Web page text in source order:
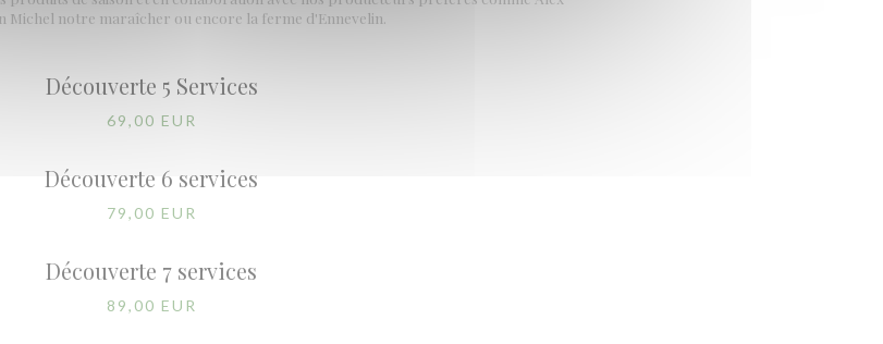
Michel notre maraîcher ou encore la ferme d'Ennevelin.
Découverte 5 Services
69,00 EUR
Découverte 6 services
79,00 EUR
Découverte 7 services
89,00 EUR